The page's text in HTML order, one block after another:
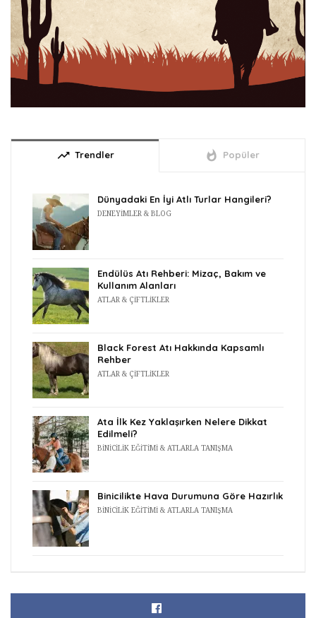
trending_up Trendler whatshot Popüler
Dünyadaki En İyi Atlı Turlar Hangileri?
DENEYIMLER & BLOG
Endülüs Atı Rehberi: Mizaç, Bakım ve
Kullanım Alanları
ATLAR & ÇIFTLIKLER
Black Forest Atı Hakkında Kapsamlı
Rehber
ATLAR & ÇIFTLIKLER
Ata İlk Kez Yaklaşırken Nelere Dikkat
Edilmeli?
BINICILIK EĞITIMI & ATLARLA TANIŞMA
Binicilikte Hava Durumuna Göre Hazırlık
BINICILIK EĞITIMI & ATLARLA TANIŞMA